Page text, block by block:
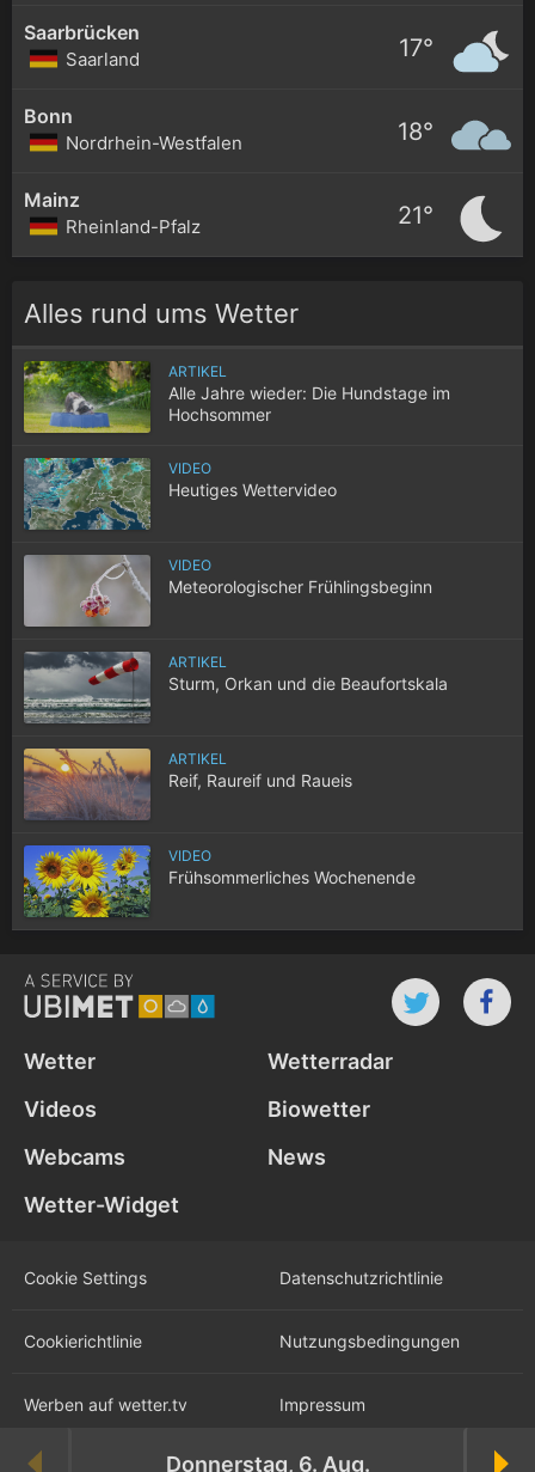
Donnerstag, 6. Aug.
Saarbrücken
Saarland 17°
Bonn
Nordrhein-Westfalen 18°
Mainz
Rheinland-Pfalz 21°
Alles rund ums Wetter
ARTIKEL
Alle Jahre wieder: Die Hundstage im
Hochsommer
VIDEO
Heutiges Wettervideo
VIDEO
Meteorologischer Frühlingsbeginn
ARTIKEL
Sturm, Orkan und die Beaufortskala
ARTIKEL
Reif, Raureif und Raueis
VIDEO
Frühsommerliches Wochenende
Wetter
Wetterradar
Videos
Biowetter
Webcams
News
Wetter-Widget
Cookie Settings Datenschutz­richtlinie
Cookie­richtlinie Nutzungs­bedingungen
Werben auf wetter.tv Impressum